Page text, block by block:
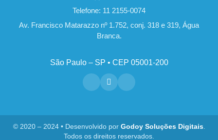
Telefone: 11 2155-0074
Av. Francisco Matarazzo nº 1.752, conj. 318 e 319, Água
Branca.
São Paulo – SP • CEP 05001-200
© 2020 – 2024 • Desenvolvido por Godoy Soluções Digitais.
Todos os direitos reservados.